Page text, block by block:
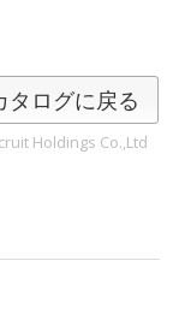
タログに戻る
Holdings Co.,Ltd